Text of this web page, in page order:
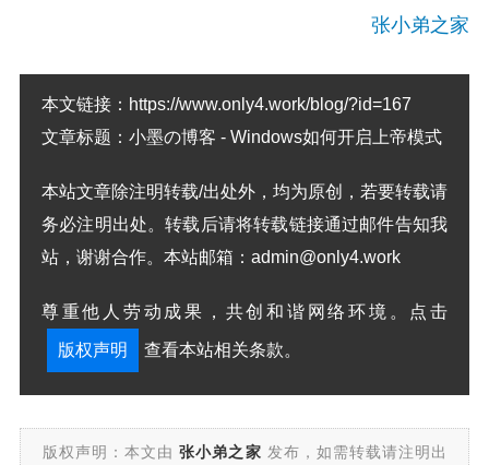
张小弟之家
本文链接： https://www.only4.work/blog/?id=167
文章标题： 小墨の博客 - Windows如何开启上帝模式
本站文章除注明转载/出处外，均为原创，若要转载请
务必注明出处。转载后请将转载链接通过邮件告知我
站，谢谢合作。本站邮箱：admin@only4.work
尊重他人劳动成果，共创和谐网络环境。点击
版权声明 查看本站相关条款。
版权声明：本文由 张小弟之家 发布，如需转载请注明出